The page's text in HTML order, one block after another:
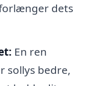
dets
En ren
sollys bedre,